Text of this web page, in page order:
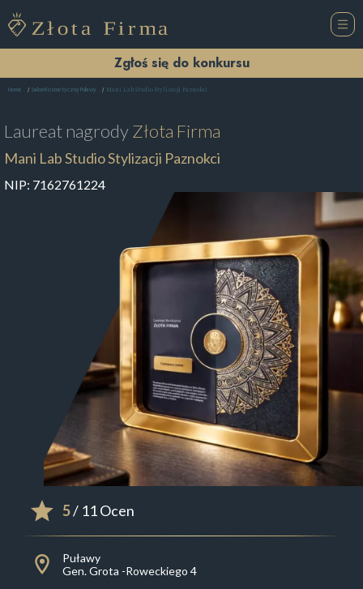
Zgłoś się do konkursu
Home Salon Kosmetyczny Puławy Mani Lab Studio Stylizacji Paznokci
Laureat nagrodyZłota Firma
Mani Lab Studio Stylizacji Paznokci
NIP: 7162761224
5/ 11 Ocen
Puławy
Gen. Grota -Roweckiego 4